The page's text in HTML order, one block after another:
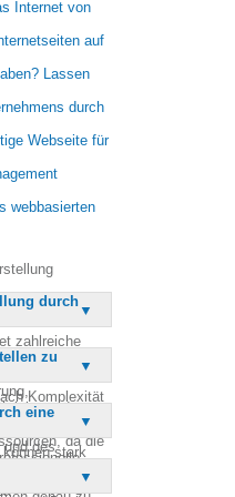
Internet von
auf
Lassen
durch
Webseite für
webbasierten
durch
zahlreiche
spezifischen
verfügen
dass
und
da die
um
zu
Komplexität
Wochen,
und des
oder
eine
stark
Umfang des
Euro realisiert